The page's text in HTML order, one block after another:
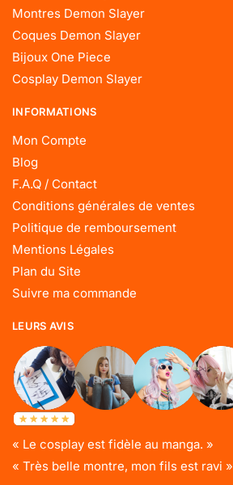
Montres Demon Slayer
Coques Demon Slayer
Bijoux One Piece
Cosplay Demon Slayer
INFORMATIONS
Mon Compte
Blog
F.A.Q / Contact
Conditions générales de ventes
Politique de remboursement
Mentions Légales
Plan du Site
Suivre ma commande
LEURS AVIS
« Le cosplay est fidèle au manga. »
« Très belle montre, mon fils est ravi »